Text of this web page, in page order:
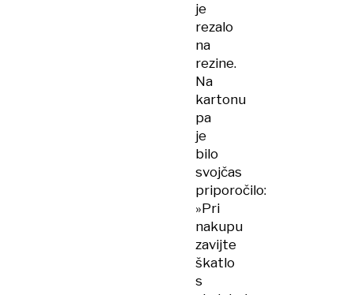
je
rezalo
na
rezine.
Na
kartonu
pa
je
bilo
svojčas
priporočilo:
»Pri
nakupu
zavijte
škatlo
s